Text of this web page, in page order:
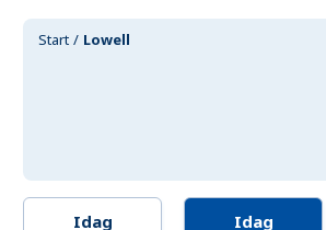
Start Lowell
Idag
Idag